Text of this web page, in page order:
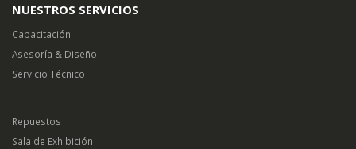
NUESTROS SERVICIOS
Capacitación
Asesoría & Diseño
Servicio Técnico
Repuestos
Sala de Exhibición